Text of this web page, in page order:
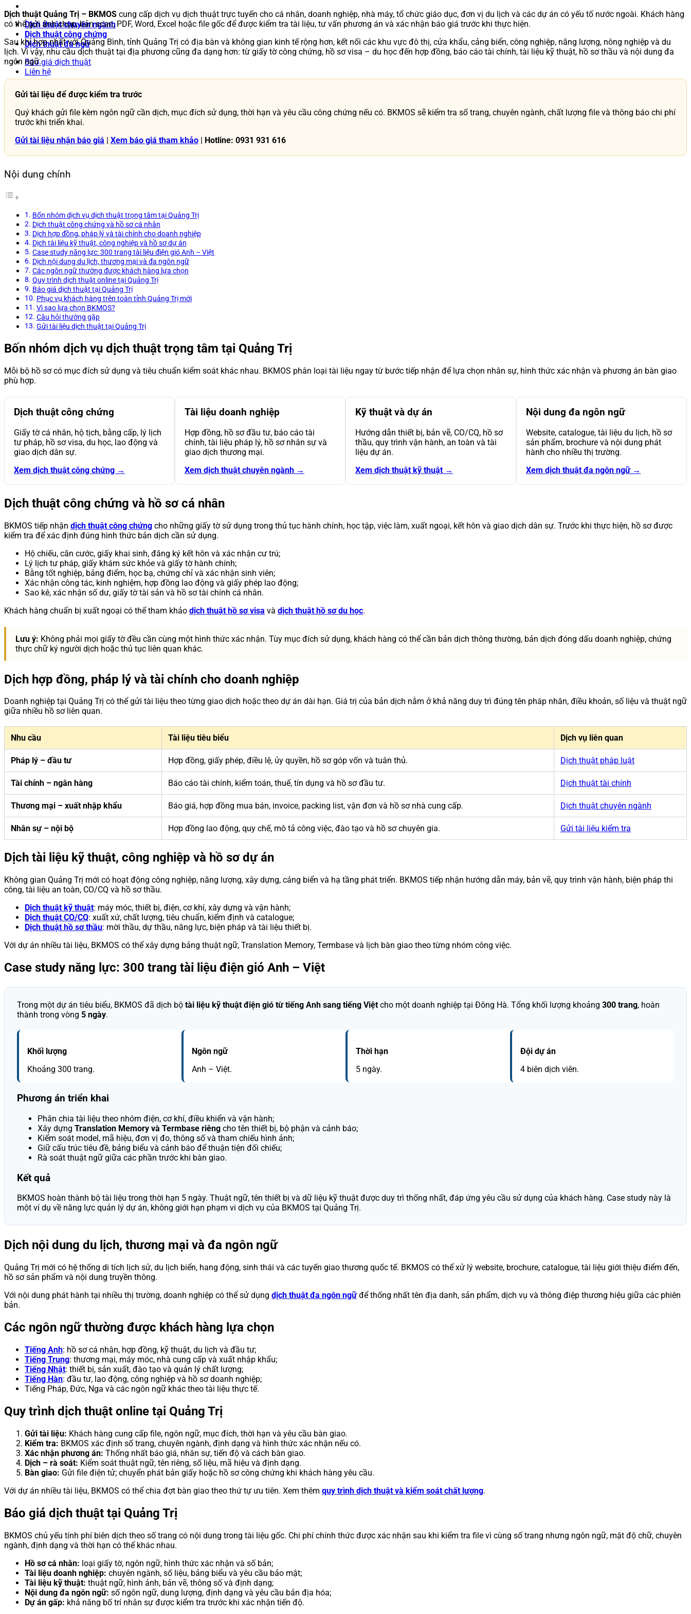
Dịch thuật chuyên ngành
Dịch thuật công chứng
Dịch thuật đa ngữ
Báo giá dịch thuật
Liên hệ
Dịch thuật Quảng Trị – BKMOS cung cấp dịch vụ dịch thuật trực tuyến cho cá nhân, doanh nghiệp, nhà máy, tổ chức giáo dục, đơn vị du lịch và các dự án có yếu tố nước ngoài. Khách hàng
có thể gửi ảnh chụp, bản scan, PDF, Word, Excel hoặc file gốc để được kiểm tra tài liệu, tư vấn phương án và xác nhận báo giá trước khi thực hiện.
Sau khi hợp nhất với Quảng Bình, tỉnh Quảng Trị có địa bàn và không gian kinh tế rộng hơn, kết nối các khu vực đô thị, cửa khẩu, cảng biển, công nghiệp, năng lượng, nông nghiệp và du
lịch. Vì vậy, nhu cầu dịch thuật tại địa phương cũng đa dạng hơn: từ giấy tờ công chứng, hồ sơ visa – du học đến hợp đồng, báo cáo tài chính, tài liệu kỹ thuật, hồ sơ thầu và nội dung đa
ngôn ngữ.
Gửi tài liệu để được kiểm tra trước
Quý khách gửi file kèm ngôn ngữ cần dịch, mục đích sử dụng, thời hạn và yêu cầu công chứng nếu có. BKMOS sẽ kiểm tra số trang, chuyên ngành, chất lượng file và thông báo chi phí
trước khi triển khai.
Gửi tài liệu nhận báo giá | Xem báo giá tham khảo | Hotline: 0931 931 616
Nội dung chính
Bốn nhóm dịch vụ dịch thuật trọng tâm tại Quảng Trị
Dịch thuật công chứng và hồ sơ cá nhân
Dịch hợp đồng, pháp lý và tài chính cho doanh nghiệp
Dịch tài liệu kỹ thuật, công nghiệp và hồ sơ dự án
Case study năng lực: 300 trang tài liệu điện gió Anh – Việt
Dịch nội dung du lịch, thương mại và đa ngôn ngữ
Các ngôn ngữ thường được khách hàng lựa chọn
Quy trình dịch thuật online tại Quảng Trị
Báo giá dịch thuật tại Quảng Trị
Phục vụ khách hàng trên toàn tỉnh Quảng Trị mới
Vì sao lựa chọn BKMOS?
Câu hỏi thường gặp
Gửi tài liệu dịch thuật tại Quảng Trị
Bốn nhóm dịch vụ dịch thuật trọng tâm tại Quảng Trị
Mỗi bộ hồ sơ có mục đích sử dụng và tiêu chuẩn kiểm soát khác nhau. BKMOS phân loại tài liệu ngay từ bước tiếp nhận để lựa chọn nhân sự, hình thức xác nhận và phương án bàn giao
phù hợp.
Dịch thuật công chứng
Giấy tờ cá nhân, hộ tịch, bằng cấp, lý lịch
tư pháp, hồ sơ visa, du học, lao động và
giao dịch dân sự.
Xem dịch thuật công chứng →
Tài liệu doanh nghiệp
Hợp đồng, hồ sơ đầu tư, báo cáo tài
chính, tài liệu pháp lý, hồ sơ nhân sự và
giao dịch thương mại.
Xem dịch thuật chuyên ngành →
Kỹ thuật và dự án
Hướng dẫn thiết bị, bản vẽ, CO/CQ, hồ sơ
thầu, quy trình vận hành, an toàn và tài
liệu dự án.
Xem dịch thuật kỹ thuật →
Nội dung đa ngôn ngữ
Website, catalogue, tài liệu du lịch, hồ sơ
sản phẩm, brochure và nội dung phát
hành cho nhiều thị trường.
Xem dịch thuật đa ngôn ngữ →
Dịch thuật công chứng và hồ sơ cá nhân
BKMOS tiếp nhận dịch thuật công chứng cho những giấy tờ sử dụng trong thủ tục hành chính, học tập, việc làm, xuất ngoại, kết hôn và giao dịch dân sự. Trước khi thực hiện, hồ sơ được
kiểm tra để xác định đúng hình thức bản dịch cần sử dụng.
Hộ chiếu, căn cước, giấy khai sinh, đăng ký kết hôn và xác nhận cư trú;
Lý lịch tư pháp, giấy khám sức khỏe và giấy tờ hành chính;
Bằng tốt nghiệp, bảng điểm, học bạ, chứng chỉ và xác nhận sinh viên;
Xác nhận công tác, kinh nghiệm, hợp đồng lao động và giấy phép lao động;
Sao kê, xác nhận số dư, giấy tờ tài sản và hồ sơ tài chính cá nhân.
Khách hàng chuẩn bị xuất ngoại có thể tham khảo dịch thuật hồ sơ visa và dịch thuật hồ sơ du học.
Lưu ý: Không phải mọi giấy tờ đều cần cùng một hình thức xác nhận. Tùy mục đích sử dụng, khách hàng có thể cần bản dịch thông thường, bản dịch đóng dấu doanh nghiệp, chứng
thực chữ ký người dịch hoặc thủ tục liên quan khác.
Dịch hợp đồng, pháp lý và tài chính cho doanh nghiệp
Doanh nghiệp tại Quảng Trị có thể gửi tài liệu theo từng giao dịch hoặc theo dự án dài hạn. Giá trị của bản dịch nằm ở khả năng duy trì đúng tên pháp nhân, điều khoản, số liệu và thuật ngữ
giữa nhiều hồ sơ liên quan.
Nhu cầu Tài liệu tiêu biểu Dịch vụ liên quan
Pháp lý – đầu tư Hợp đồng, giấy phép, điều lệ, ủy quyền, hồ sơ góp vốn và tuân thủ. Dịch thuật pháp luật
Tài chính – ngân hàng Báo cáo tài chính, kiểm toán, thuế, tín dụng và hồ sơ đầu tư. Dịch thuật tài chính
Thương mại – xuất nhập khẩu Báo giá, hợp đồng mua bán, invoice, packing list, vận đơn và hồ sơ nhà cung cấp. Dịch thuật chuyên ngành
Nhân sự – nội bộ Hợp đồng lao động, quy chế, mô tả công việc, đào tạo và hồ sơ chuyên gia. Gửi tài liệu kiểm tra
Dịch tài liệu kỹ thuật, công nghiệp và hồ sơ dự án
Không gian Quảng Trị mới có hoạt động công nghiệp, năng lượng, xây dựng, cảng biển và hạ tầng phát triển. BKMOS tiếp nhận hướng dẫn máy, bản vẽ, quy trình vận hành, biện pháp thi
công, tài liệu an toàn, CO/CQ và hồ sơ thầu.
Dịch thuật kỹ thuật: máy móc, thiết bị, điện, cơ khí, xây dựng và vận hành;
Dịch thuật CO/CQ: xuất xứ, chất lượng, tiêu chuẩn, kiểm định và catalogue;
Dịch thuật hồ sơ thầu: mời thầu, dự thầu, năng lực, biện pháp và tài liệu thiết bị.
Với dự án nhiều tài liệu, BKMOS có thể xây dựng bảng thuật ngữ, Translation Memory, Termbase và lịch bàn giao theo từng nhóm công việc.
Case study năng lực: 300 trang tài liệu điện gió Anh – Việt
Trong một dự án tiêu biểu, BKMOS đã dịch bộ tài liệu kỹ thuật điện gió từ tiếng Anh sang tiếng Việt cho một doanh nghiệp tại Đông Hà. Tổng khối lượng khoảng 300 trang, hoàn
thành trong vòng 5 ngày.
Khối lượng
Khoảng 300 trang.
Ngôn ngữ
Anh – Việt.
Thời hạn
5 ngày.
Đội dự án
4 biên dịch viên.
Phương án triển khai
Phân chia tài liệu theo nhóm điện, cơ khí, điều khiển và vận hành;
Xây dựng Translation Memory và Termbase riêng cho tên thiết bị, bộ phận và cảnh báo;
Kiểm soát model, mã hiệu, đơn vị đo, thông số và tham chiếu hình ảnh;
Giữ cấu trúc tiêu đề, bảng biểu và cảnh báo để thuận tiện đối chiếu;
Rà soát thuật ngữ giữa các phần trước khi bàn giao.
Kết quả
BKMOS hoàn thành bộ tài liệu trong thời hạn 5 ngày. Thuật ngữ, tên thiết bị và dữ liệu kỹ thuật được duy trì thống nhất, đáp ứng yêu cầu sử dụng của khách hàng. Case study này là
một ví dụ về năng lực quản lý dự án, không giới hạn phạm vi dịch vụ của BKMOS tại Quảng Trị.
Dịch nội dung du lịch, thương mại và đa ngôn ngữ
Quảng Trị mới có hệ thống di tích lịch sử, du lịch biển, hang động, sinh thái và các tuyến giao thương quốc tế. BKMOS có thể xử lý website, brochure, catalogue, tài liệu giới thiệu điểm đến,
hồ sơ sản phẩm và nội dung truyền thông.
Với nội dung phát hành tại nhiều thị trường, doanh nghiệp có thể sử dụng dịch thuật đa ngôn ngữđể thống nhất tên địa danh, sản phẩm, dịch vụ và thông điệp thương hiệu giữa các phiên
bản.
Các ngôn ngữ thường được khách hàng lựa chọn
Tiếng Anh: hồ sơ cá nhân, hợp đồng, kỹ thuật, du lịch và đầu tư;
Tiếng Trung: thương mại, máy móc, nhà cung cấp và xuất nhập khẩu;
Tiếng Nhật: thiết bị, sản xuất, đào tạo và quản lý chất lượng;
Tiếng Hàn: đầu tư, lao động, công nghiệp và hồ sơ doanh nghiệp;
Tiếng Pháp, Đức, Nga và các ngôn ngữ khác theo tài liệu thực tế.
Quy trình dịch thuật online tại Quảng Trị
Gửi tài liệu: Khách hàng cung cấp file, ngôn ngữ, mục đích, thời hạn và yêu cầu bàn giao.
Kiểm tra: BKMOS xác định số trang, chuyên ngành, định dạng và hình thức xác nhận nếu có.
Xác nhận phương án: Thống nhất báo giá, nhân sự, tiến độ và cách bàn giao.
Dịch – rà soát: Kiểm soát thuật ngữ, tên riêng, số liệu, mã hiệu và định dạng.
Bàn giao: Gửi file điện tử; chuyển phát bản giấy hoặc hồ sơ công chứng khi khách hàng yêu cầu.
Với dự án nhiều tài liệu, BKMOS có thể chia đợt bàn giao theo thứ tự ưu tiên. Xem thêm quy trình dịch thuật và kiểm soát chất lượng.
Báo giá dịch thuật tại Quảng Trị
BKMOS chủ yếu tính phí biên dịch theo số trang có nội dung trong tài liệu gốc. Chi phí chính thức được xác nhận sau khi kiểm tra file vì cùng số trang nhưng ngôn ngữ, mật độ chữ, chuyên
ngành, định dạng và thời hạn có thể khác nhau.
Hồ sơ cá nhân: loại giấy tờ, ngôn ngữ, hình thức xác nhận và số bản;
Tài liệu doanh nghiệp: chuyên ngành, số liệu, bảng biểu và yêu cầu bảo mật;
Tài liệu kỹ thuật: thuật ngữ, hình ảnh, bản vẽ, thông số và định dạng;
Nội dung đa ngôn ngữ: số ngôn ngữ, dung lượng, định dạng và yêu cầu bản địa hóa;
Dự án gấp: khả năng bố trí nhân sự được kiểm tra trước khi xác nhận tiến độ.